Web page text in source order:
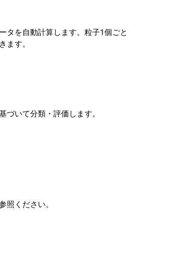
タを自動計算します。粒子1個ごと
す。
いて分類・評価します。
ください。